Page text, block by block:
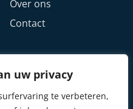
uw privacy
te verbeteren,
Over ons
Contact